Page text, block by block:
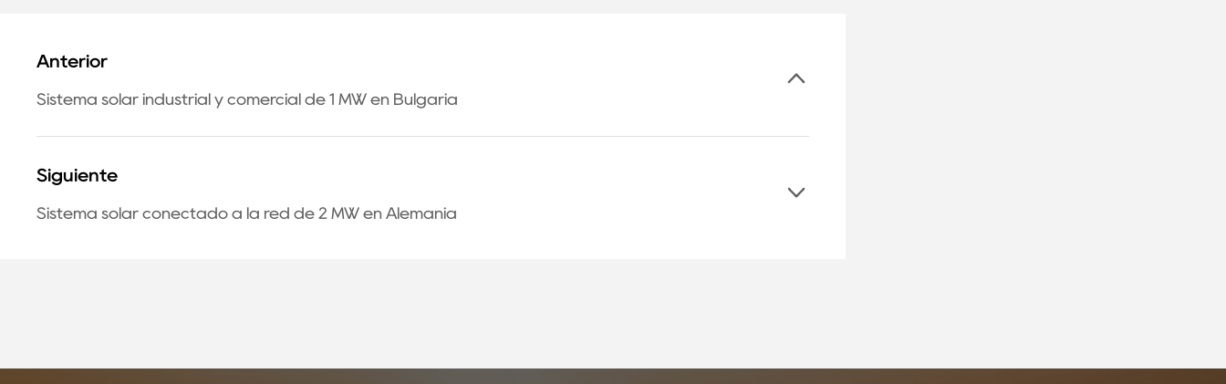
Anterior
Sistema solar industrial y comercial de 1 MW en Bulgaria
Siguiente
Sistema solar conectado a la red de 2 MW en Alemania